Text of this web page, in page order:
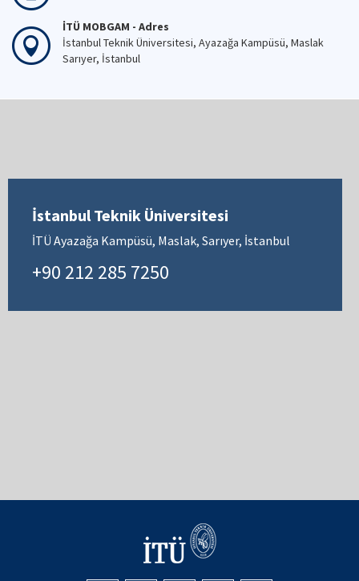
İTÜ MOBGAM - Adres
İstanbul Teknik Üniversitesi, Ayazağa Kampüsü, Maslak
Sarıyer, İstanbul
İstanbul Teknik Üniversitesi
İTÜ Ayazağa Kampüsü, Maslak, Sarıyer, İstanbul
+90 212 285 7250